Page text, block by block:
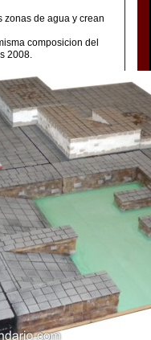
zonas de agua y crean
composicion del
2008.